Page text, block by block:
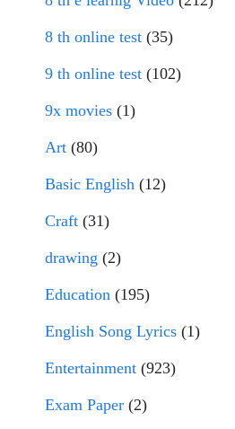
8 th online test (35)
9 th online test (102)
9x movies (1)
Art (80)
Basic English (12)
Craft (31)
drawing (2)
Education (195)
English Song Lyrics (1)
Entertainment (923)
Exam Paper (2)